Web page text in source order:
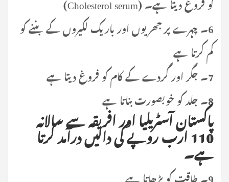
6۔ چہرے پر جھریوں اور باریک لکیروں کے بننے کو
کم کرتا ہے
7۔ جگر اور گردے کے کام کو فروغ دیتا ہے
8۔ جلد کو خوبصورت بناتا ہے
پاکستان آسٹریلیا اور افریقہ سے سالانہ
110 ارب روپے کی دالیں درآمد کرتا
ہے۔
9۔ طاقت کو بڑھاتا ہے